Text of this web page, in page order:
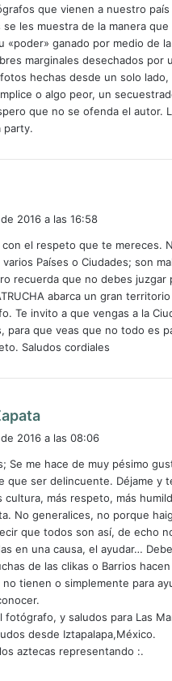
que vienen a nuestro
les muestra de la manera
«poder» ganado por medio de
marginales desechados por
hechas desde un solo
o algo peor, un
que no se ofenda el autor.
party.
2016 a las 16:58
con el respeto que te mereces.
Países o Ciudades; son
recuerda que no debes juzgar
abarca un gran
Te invito a que vengas a la
para que veas que no todo es
Saludos cordiales
e
:
2016 a las 08:06
Se me hace de muy pésimo
que ser delincuente. Déjame y
cultura, más respeto, más
No generalices, no porque
que todos son así, de echo
en una causa, el ayudar…
de las clikas o Barrios
tienen o simplemente para
fotógrafo, y saludos para Las
desde Iztapalapa,México.
aztecas representando :.